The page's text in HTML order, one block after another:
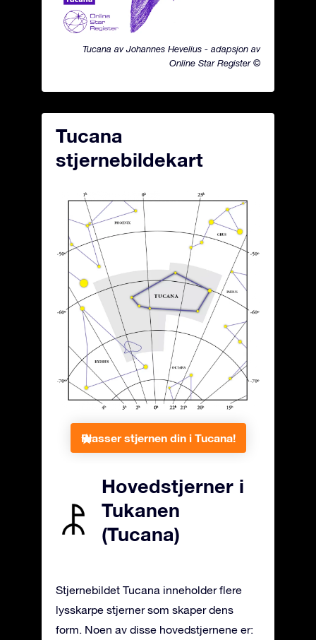
Tucana av Johannes Hevelius - adapsjon av
Online Star Register ©
Tucana
stjernebildekart
Plasser stjernen din i Tucana!
Hovedstjerner i
Tukanen
(Tucana)
Stjernebildet Tucana inneholder flere
lysskarpe stjerner som skaper dens
form. Noen av disse hovedstjernene er: